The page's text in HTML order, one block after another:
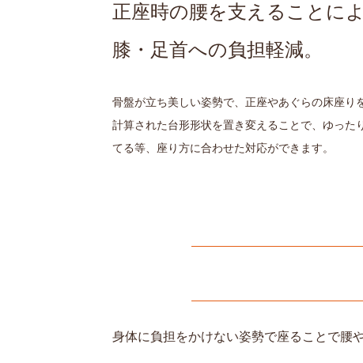
正座時の腰を支えることに
膝・足首への負担軽減。
骨盤が立ち美しい姿勢で、正座やあぐらの床座り
計算された台形形状を置き変えることで、ゆった
てる等、座り方に合わせた対応ができます。
身体に負担をかけない姿勢で座ることで腰